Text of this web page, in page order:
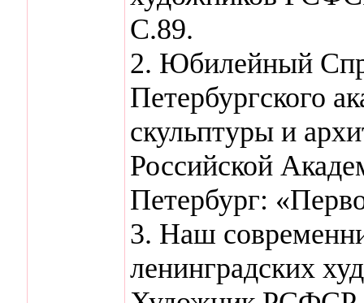
С.89.
2. Юбилейный
Петербургского
скульптуры и
Российской
Петербург:
3. Наш
ленинградских